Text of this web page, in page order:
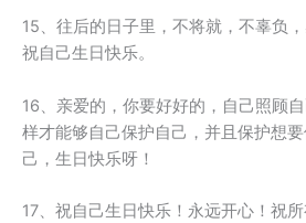
15、往后的日子里，不将就，不辜负
祝自己生日快乐。
16、亲爱的，你要好好的，自己照顾
样才能够自己保护自己，并且保护想
己，生日快乐呀！
17、祝自己生日快乐！永远开心！祝